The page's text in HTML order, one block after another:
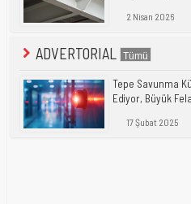
2 Nisan 2026
ADVERTORIAL
Tepe Savunma
Ediyor, Büyük
17 Şubat 2025